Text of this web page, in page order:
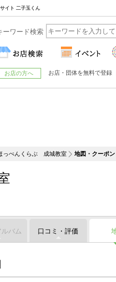
イト 二子玉くん
っぺんくらぶ 成城教室 地図・クーポン
バム 口コミ・評価
ーワード検索
お店の方へ お店・団体を無料で登録